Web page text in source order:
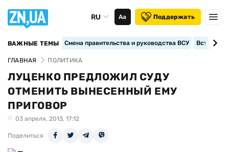
RU Аа Поддержать
ВАЖНЫЕ ТЕМЫ Смена правительства и руководства ВСУ
ГЛАВНАЯ ПОЛИТИКА
ЛУЦЕНКО ПРЕДЛОЖИЛ СУДУ
ОТМЕНИТЬ ВЫНЕСЕННЫЙ ЕМУ
ПРИГОВОР
03 апреля, 2013, 17:12
Поделиться